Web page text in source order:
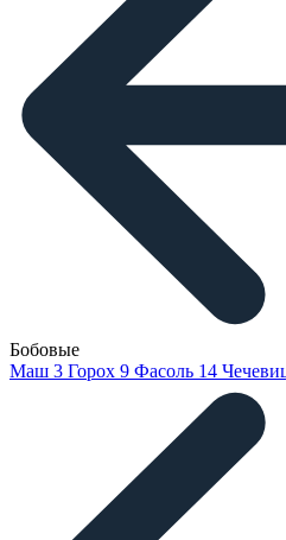
Бобовые
Маш 3 Горох 9 Фасоль 14